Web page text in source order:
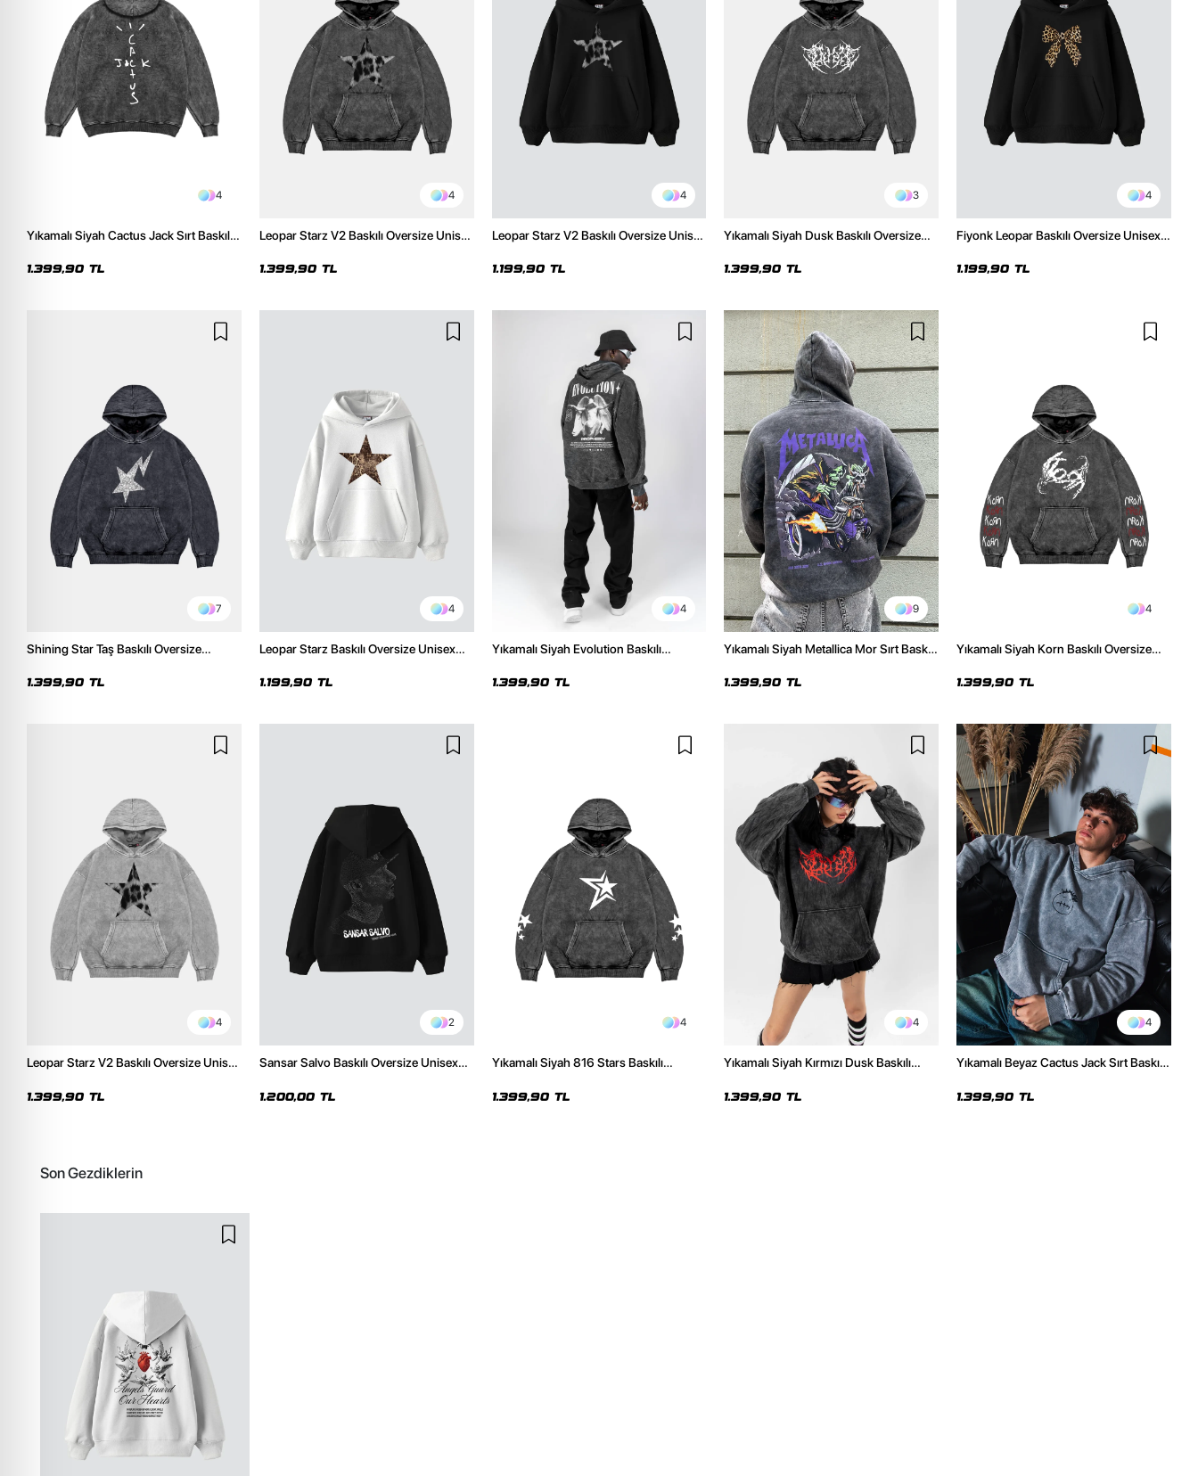
4
Yıkamalı Siyah Cactus Jack Sırt Baskılı
1.399,90 TL
4
Leopar Starz V2 Baskılı Oversize Unisex
1.399,90 TL
4
Leopar Starz V2 Baskılı Oversize Unisex
1.199,90 TL
3
Yıkamalı Siyah Dusk Baskılı Oversize
1.399,90 TL
4
Fiyonk Leopar Baskılı Oversize Unisex
1.199,90 TL
7
Shining Star Taş Baskılı Oversize
1.399,90 TL
4
Leopar Starz Baskılı Oversize Unisex
1.199,90 TL
4
Yıkamalı Siyah Evolution Baskılı
1.399,90 TL
9
Yıkamalı Siyah Metallica Mor Sırt Baskılı
1.399,90 TL
4
Yıkamalı Siyah Korn Baskılı Oversize
1.399,90 TL
4
Leopar Starz V2 Baskılı Oversize Unisex
1.399,90 TL
2
Sansar Salvo Baskılı Oversize Unisex
1.200,00 TL
4
Yıkamalı Siyah 816 Stars Baskılı
1.399,90 TL
4
Yıkamalı Siyah Kırmızı Dusk Baskılı
1.399,90 TL
4
Yıkamalı Beyaz Cactus Jack Sırt Baskılı
1.399,90 TL
Son Gezdiklerin